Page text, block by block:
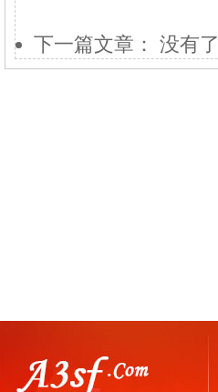
下一篇文章： 没有了